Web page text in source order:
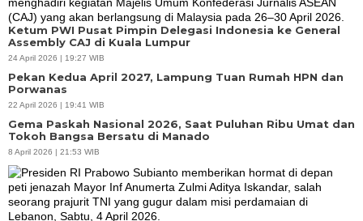
Ketum PWI Pusat Pimpin Delegasi Indonesia ke General
Assembly CAJ di Kuala Lumpur
24 April 2026 | 19:27 WIB
Pekan Kedua April 2027, Lampung Tuan Rumah HPN dan
Porwanas
22 April 2026 | 19:41 WIB
Gema Paskah Nasional 2026, Saat Puluhan Ribu Umat dan
Tokoh Bangsa Bersatu di Manado
8 April 2026 | 21:53 WIB